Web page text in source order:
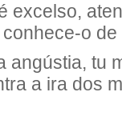
excelso,
o de
angústia, tu
a ira dos